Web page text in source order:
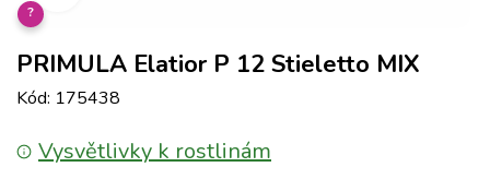
?
PRIMULA Elatior P 12 Stieletto MIX
Kód: 175438
Vysvětlivky k rostlinám